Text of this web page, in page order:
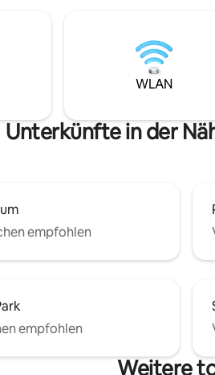
WLAN
Unterkünfte in der
empfohlen
empfohlen
Weitere